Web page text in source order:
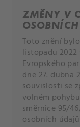
ZMĚNY V
Toto znění
listopadu
Evropského
dne 27. dubna
souvislosti se
volném
směrnice 95/
osobních